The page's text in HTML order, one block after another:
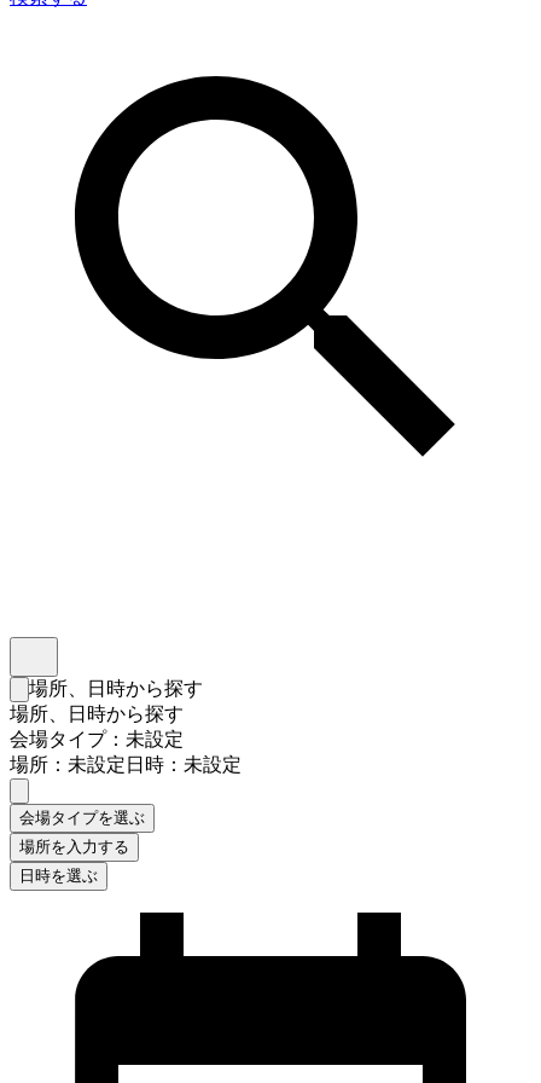
検索フォームを閉じる
場所、日時から探す
場所、日時から探す
会場タイプ：未設定
場所：未設定日時：未設定
会場タイプを選ぶ
場所を入力する
日時を選ぶ